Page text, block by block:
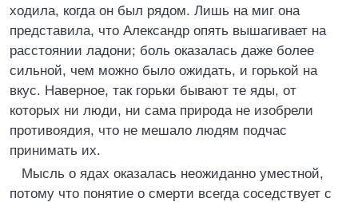
ходила, когда он был рядом. Лишь на миг она
представила, что Александр опять вышагивает на
расстоянии ладони; боль оказалась даже более
сильной, чем можно было ожидать, и горькой на
вкус. Наверное, так горьки бывают те яды, от
которых ни люди, ни сама природа не изобрели
противоядия, что не мешало людям подчас
принимать их.
Мысль о ядах оказалась неожиданно уместной,
потому что понятие о смерти всегда соседствует с